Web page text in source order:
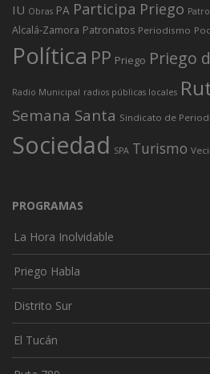
IU Obras PA Participa Priego
Alcalá-Zamora Patronatos Periodismo
Política PP Priego Priego
Radio Municipal radios públicas locales
Semana Santa Sindicato de
Sociedad SPA Turismo
PROGRAMAS
La Hora Inolvidable
Priego Habla
Distrito Sur
El Tucán